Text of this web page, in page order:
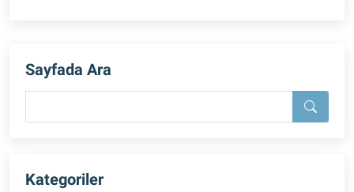
Sayfada Ara
Kategoriler